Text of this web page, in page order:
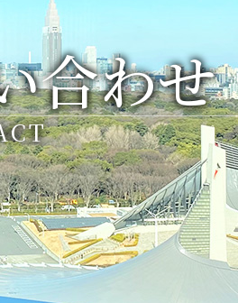
合わせ